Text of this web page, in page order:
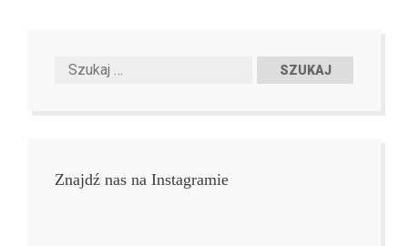
Znajdź nas na Instagramie